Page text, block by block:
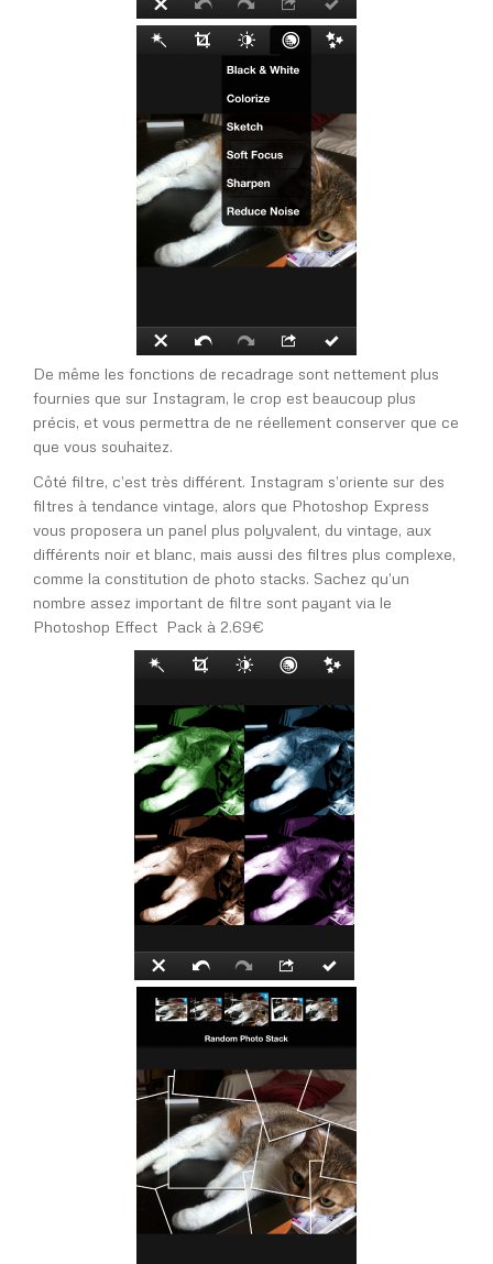
De même les fonctions de recadrage sont nettement plus
fournies que sur Instagram, le crop est beaucoup plus
précis, et vous permettra de ne réellement conserver que ce
que vous souhaitez.
Côté filtre, c’est très différent. Instagram s’oriente sur des
filtres à tendance vintage, alors que Photoshop Express
vous proposera un panel plus polyvalent, du vintage, aux
différents noir et blanc, mais aussi des filtres plus complexe,
comme la constitution de photo stacks. Sachez qu’un
nombre assez important de filtre sont payant via le
Photoshop Effect Pack à 2.69€